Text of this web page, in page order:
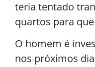
teria tentado
quartos para
O homem é
nos próximos